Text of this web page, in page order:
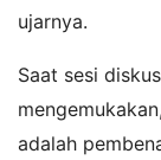
ujarnya.
Saat sesi
adalah